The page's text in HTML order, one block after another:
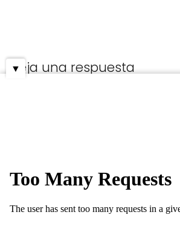
Deja una respuesta
▼